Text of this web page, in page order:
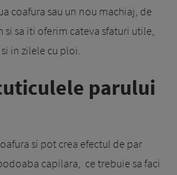
coafura sau un nou machiaj, de
si sa iti oferim cateva sfaturi utile,
in zilele cu ploi.
parului
si pot crea efectul de par
capilara, ce trebuie sa faci